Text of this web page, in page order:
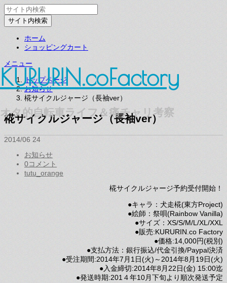
KURURIN.coFactory
オタ的自転車ライフ＆痛チャリ考察
ホーム
ショッピングカート
メニュー
トップページ
お知らせ
椛サイクルジャージ（長袖ver）
椛サイクルジャージ（長袖ver）
2014/06 24
お知らせ
0コメント
tutu_orange
椛サイクルジャージ予約受付開始！
●キャラ：犬走椛(東方Project)
●絵師：祭唄(Rainbow Vanilla)
●サイズ：XS/S/M/L/XL/XXL
●販売:KURURIN.co Factory
●価格:14,000円(税別)
●支払方法：銀行振込/代金引換/Paypal決済
●受注期間:2014年7月1日(火)～2014年8月19日(火)
●入金締切:2014年8月22日(金) 15:00迄
●発送時期:201４年10月下旬より順次発送予定